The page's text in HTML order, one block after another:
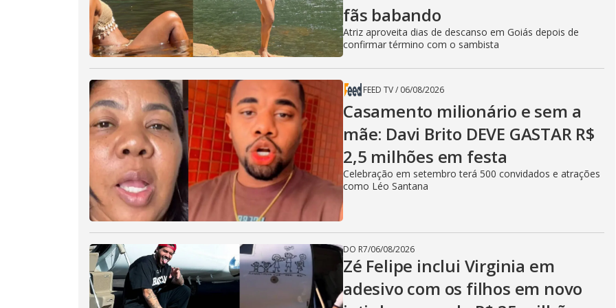
fãs babando
Atriz aproveita dias de descanso em Goiás depois de
confirmar término com o sambista
FEED TV/ 06/08/2026
Casamento milionário e sem a
mãe: Davi Brito DEVE GASTAR R$
2,5 milhões em festa
Celebração em setembro terá 500 convidados e atrações
como Léo Santana
DO R7/06/08/2026
Zé Felipe inclui Virginia em
adesivo com os filhos em novo